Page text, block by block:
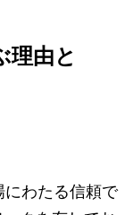
理由と
にわたる信頼で